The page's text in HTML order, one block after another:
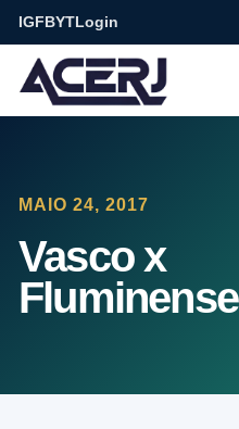
IGFBYTLogin
MAIO 24, 2017
Vasco x
Fluminense